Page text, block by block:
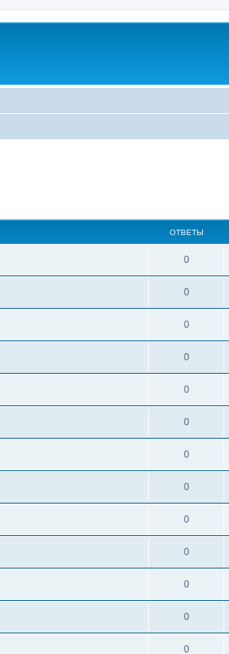
ОТВЕТЫ
0
0
0
0
0
0
0
0
0
0
0
0
0